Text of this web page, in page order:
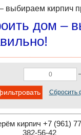
выбираем кирпич
дом –
Сбросить
кирпич +7 (961)
382-56-42